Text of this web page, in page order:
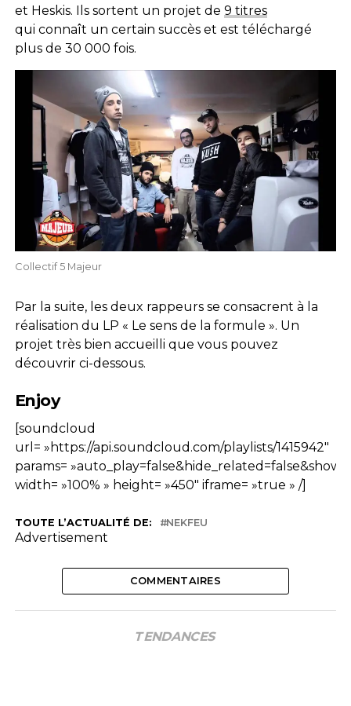
et Heskis. Ils sortent un projet de 9 titres
qui connaît un certain succès et est téléchargé
plus de 30 000 fois.
Collectif 5 Majeur
Par la suite, les deux rappeurs se consacrent à la
réalisation du LP « Le sens de la formule ». Un
projet très bien accueilli que vous pouvez
découvrir ci-dessous.
Enjoy
[soundcloud
url= »https://api.soundcloud.com/playlists/1415942″
params=
width= »100% » height= »450″ iframe= »true » /]
TOUTE L’ACTUALITÉ DE: NEKFEU
Advertisement
COMMENTAIRES
TENDANCES